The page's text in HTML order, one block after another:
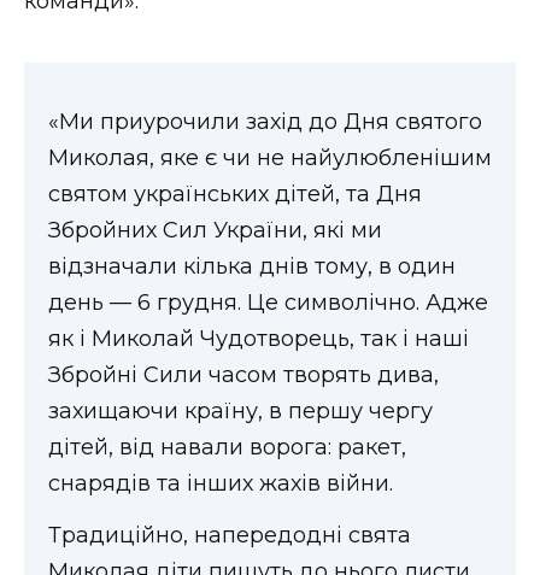
«Ми приурочили захід до Дня святого
Миколая, яке є чи не найулюбленішим
святом українських дітей, та Дня
Збройних Сил України, які ми
відзначали кілька днів тому, в один
день — 6 грудня. Це символічно. Адже
як і Миколай Чудотворець, так і наші
Збройні Сили часом творять дива,
захищаючи країну, в першу чергу
дітей, від навали ворога: ракет,
снарядів та інших жахів війни.
Традиційно, напередодні свята